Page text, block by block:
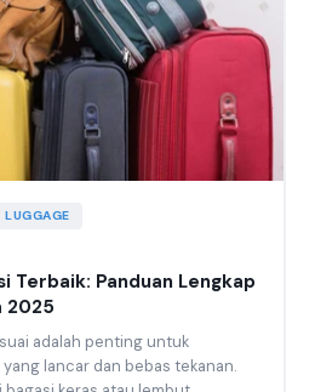
LUGGAGE
Terbaik: Panduan Lengkap
2025
adalah penting untuk
lancar dan bebas tekanan.